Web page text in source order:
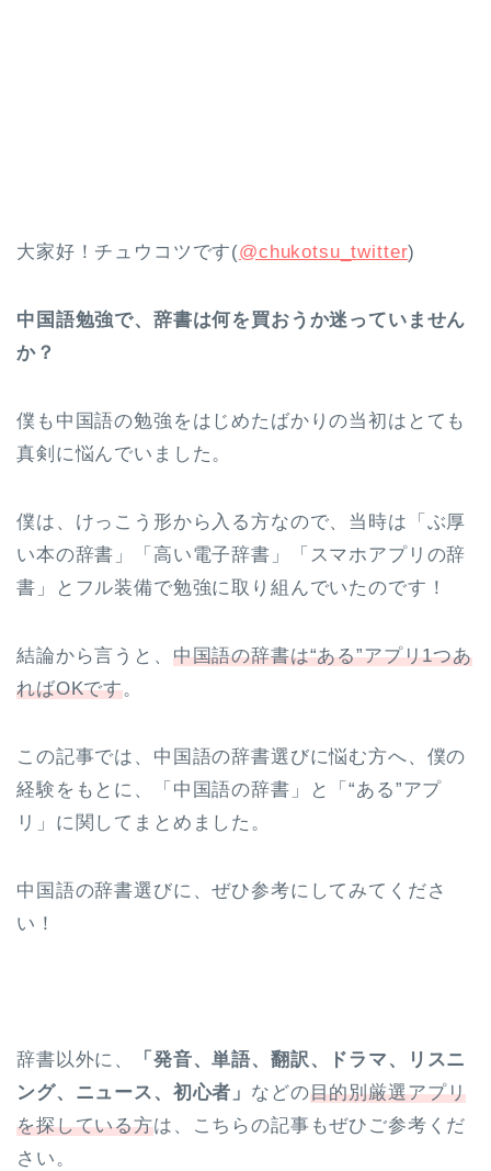
大家好！チュウコツです(@chukotsu_twitter)
中国語勉強で、辞書は何を買おうか迷っていません
か？
僕も中国語の勉強をはじめたばかりの当初はとても
真剣に悩んでいました。
僕は、けっこう形から入る方なので、当時は「ぶ厚
い本の辞書」「高い電子辞書」「スマホアプリの辞
書」とフル装備で勉強に取り組んでいたのです！
結論から言うと、 中国語の辞書は“ある”アプリ1つあ
ればOKです。
この記事では、中国語の辞書選びに悩む方へ、僕の
経験をもとに、「中国語の辞書」と「“ある”アプ
リ」に関してまとめました。
中国語の辞書選びに、ぜひ参考にしてみてくださ
い！
辞書以外に、
「発音、単語、翻訳、ドラマ、リスニ
ング、ニュース、初心者」 などの目的別厳選アプリ
を探している方は、こちらの記事もぜひご参考くだ
さい。